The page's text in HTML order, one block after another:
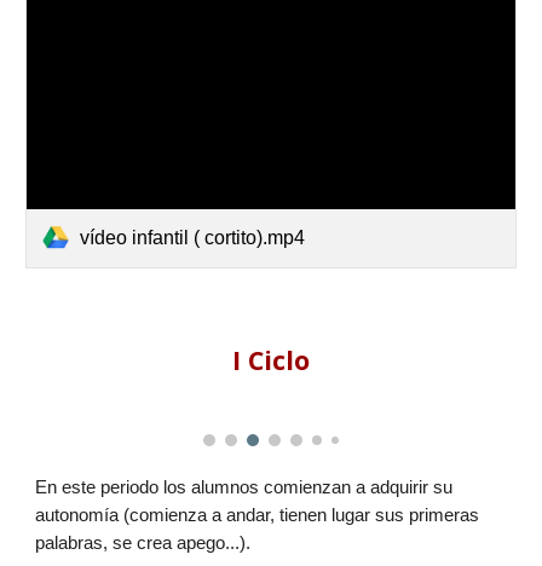
vídeo infantil ( cortito).mp4
I Ciclo
En este periodo los alumnos comienzan a adquirir su
autonomía (comienza a andar, tienen lugar sus primeras
palabras, se crea apego...).